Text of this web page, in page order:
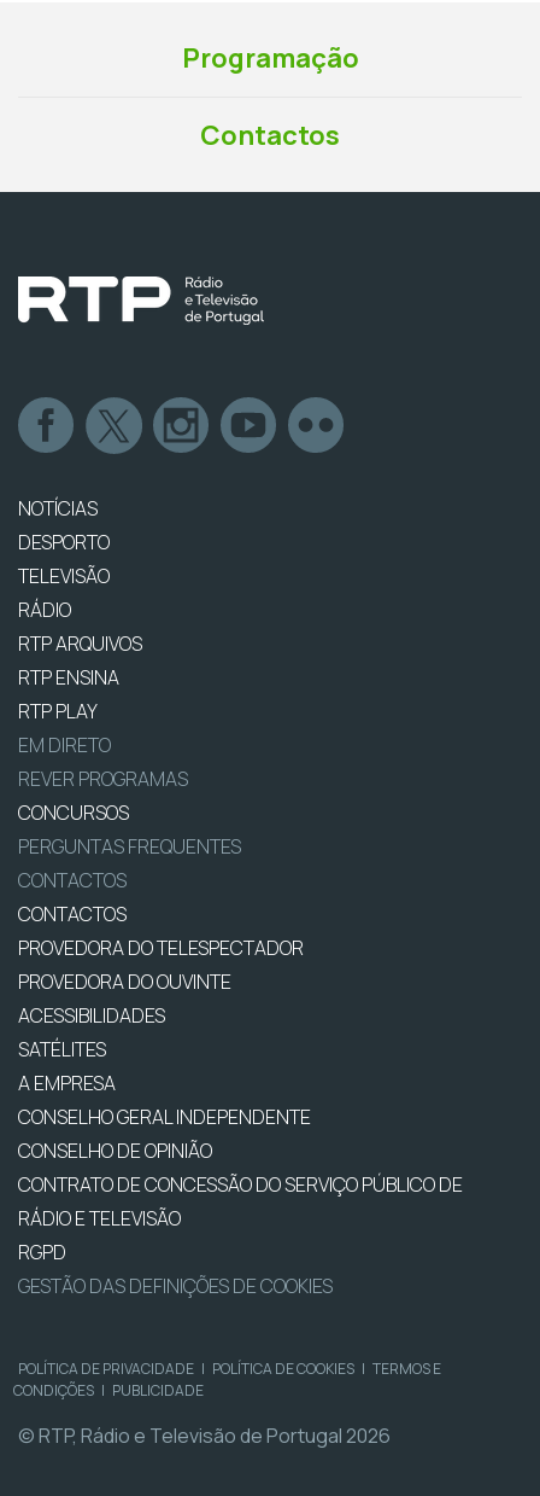
Programação
Contactos
NOTÍCIAS
DESPORTO
TELEVISÃO
RÁDIO
RTP ARQUIVOS
RTP ENSINA
RTP PLAY
EM DIRETO
REVER PROGRAMAS
CONCURSOS
PERGUNTAS FREQUENTES
CONTACTOS
CONTACTOS
PROVEDORA DO TELESPECTADOR
PROVEDORA DO OUVINTE
ACESSIBILIDADES
SATÉLITES
A EMPRESA
CONSELHO GERAL INDEPENDENTE
CONSELHO DE OPINIÃO
CONTRATO DE CONCESSÃO DO SERVIÇO PÚBLICO DE
RÁDIO E TELEVISÃO
RGPD
GESTÃO DAS DEFINIÇÕES DE COOKIES
POLÍTICA DE PRIVACIDADE | POLÍTICA DE COOKIES | TERMOS E
CONDIÇÕES | PUBLICIDADE
© RTP, Rádio e Televisão de Portugal 2026